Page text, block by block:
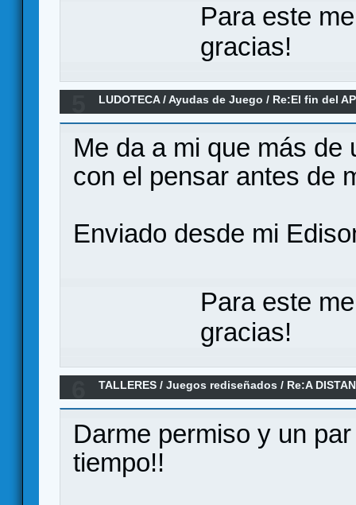
Para este
gracias!
LUDOTECA/Ayudas de Juego / Re:El fin del
Me da a mi que más de
con el pensar antes de
Enviado desde mi
Para este
gracias!
TALLERES /Juegos rediseñados / Re:A
Darme permiso y un
tiempo!!